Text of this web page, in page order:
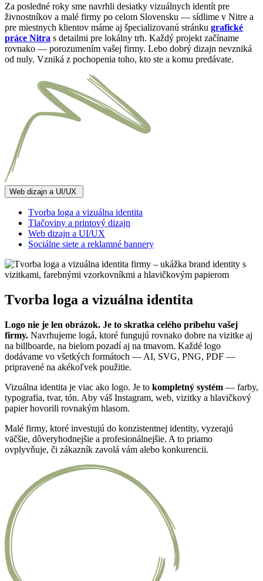
Za posledné roky sme navrhli desiatky vizuálnych identít pre
živnostníkov a malé firmy po celom Slovensku — sídlime v Nitre a
pre miestnych klientov máme aj špecializovanú stránku grafické
práce Nitra s detailmi pre lokálny trh. Každý projekt začíname
rovnako — porozumením vašej firmy. Lebo dobrý dizajn nevzniká
od nuly. Vzniká z pochopenia toho, kto ste a komu predávate.
Web dizajn a UI/UX
Tvorba loga a vizuálna identita
Tlačoviny a printový dizajn
Web dizajn a UI/UX
Sociálne siete a reklamné bannery
Tvorba loga a vizuálna identita
Logo nie je len obrázok. Je to skratka celého príbehu vašej
firmy. Navrhujeme logá, ktoré fungujú rovnako dobre na vizitke aj
na billboarde, na bielom pozadí aj na tmavom. Každé logo
dodávame vo všetkých formátoch — AI, SVG, PNG, PDF —
pripravené na akékoľvek použitie.
Vizuálna identita je viac ako logo. Je to kompletný systém — farby,
typografia, tvar, tón. Aby váš Instagram, web, vizitky a hlavičkový
papier hovorili rovnakým hlasom.
Malé firmy, ktoré investujú do konzistentnej identity, vyzerajú
väčšie, dôveryhodnejšie a profesionálnejšie. A to priamo
ovplyvňuje, či zákazník zavolá vám alebo konkurencii.